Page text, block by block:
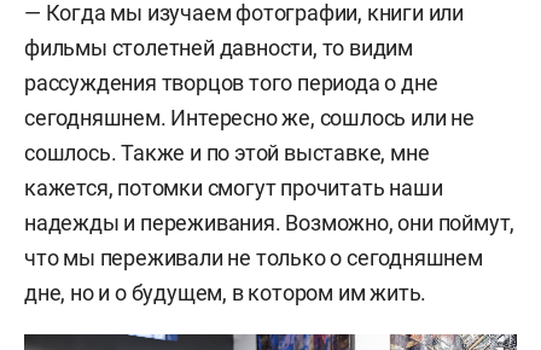
— Когда мы изучаем фотографии, книги или
фильмы столетней давности, то видим
рассуждения творцов того периода о дне
сегодняшнем. Интересно же, сошлось или не
сошлось. Также и по этой выставке, мне
кажется, потомки смогут прочитать наши
надежды и переживания. Возможно, они поймут,
что мы переживали не только о сегодняшнем
дне, но и о будущем, в котором им жить.